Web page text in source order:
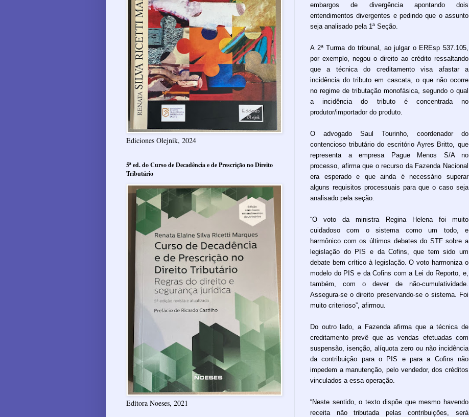
embargos de divergência apontando dois
entendimentos divergentes e pedindo que o assunto
seja analisado pela 1ª Seção.
A 2ª Turma do tribunal, ao julgar o EREsp 537.105,
por exemplo, negou o direito ao crédito ressaltando
que a técnica do creditamento visa afastar a
incidência do tributo em cascata, o que não ocorre
no regime de tributação monofásica, segundo o qual
a incidência do tributo é concentrada no
produtor/importador do produto.
O advogado Saul Tourinho, coordenador do
contencioso tributário do escritório Ayres Britto, que
representa a empresa Pague Menos S/A no
processo, afirma que o recurso da Fazenda Nacional
era esperado e que ainda é necessário superar
alguns requisitos processuais para que o caso seja
analisado pela seção.
“O voto da ministra Regina Helena foi muito
cuidadoso com o sistema como um todo, e
harmônico com os últimos debates do STF sobre a
legislação do PIS e da Cofins, que tem sido um
debate bem crítico à legislação. O voto harmoniza o
modelo do PIS e da Cofins com a Lei do Reporto, e,
também, com o dever de não-cumulatividade.
Assegura-se o direito preservando-se o sistema. Foi
muito criterioso”, afirmou.
Do outro lado, a Fazenda afirma que a técnica de
creditamento prevê que as vendas efetuadas com
suspensão, isenção, alíquota zero ou não incidência
da contribuição para o PIS e para a Cofins não
impedem a manutenção, pelo vendedor, dos créditos
vinculados a essa operação.
“Neste sentido, o texto dispõe que mesmo havendo
receita não tributada pelas contribuições, será
Ediciones Olejnik, 2024
5ª ed. do Curso de Decadência e de Prescrição no Direito
Tributário
Editora Noeses, 2021